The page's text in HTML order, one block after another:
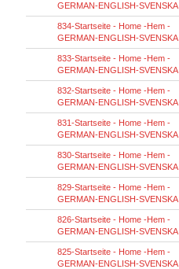
GERMAN-ENGLISH-SVENSKA
834-Startseite - Home -Hem -
GERMAN-ENGLISH-SVENSKA
833-Startseite - Home -Hem -
GERMAN-ENGLISH-SVENSKA
832-Startseite - Home -Hem -
GERMAN-ENGLISH-SVENSKA
831-Startseite - Home -Hem -
GERMAN-ENGLISH-SVENSKA
830-Startseite - Home -Hem -
GERMAN-ENGLISH-SVENSKA
829-Startseite - Home -Hem -
GERMAN-ENGLISH-SVENSKA
826-Startseite - Home -Hem -
GERMAN-ENGLISH-SVENSKA
825-Startseite - Home -Hem -
GERMAN-ENGLISH-SVENSKA